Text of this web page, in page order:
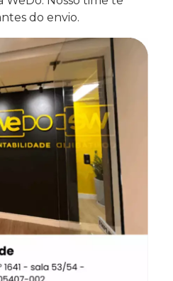
do envio.